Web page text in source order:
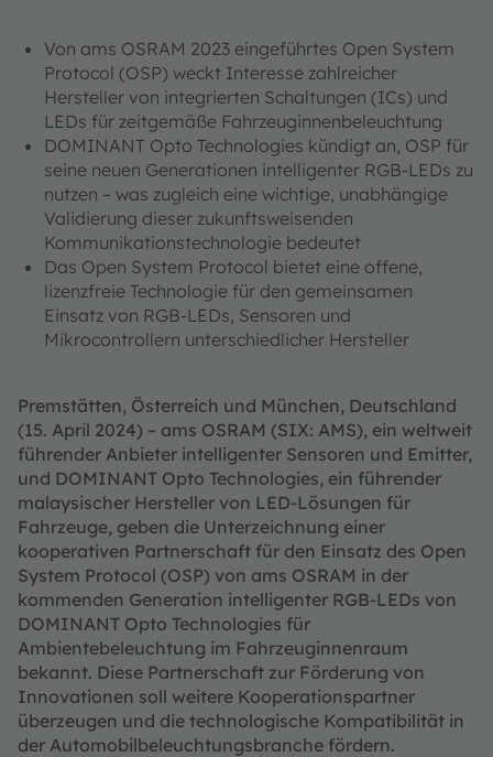
Von ams OSRAM 2023 eingeführtes Open System
Protocol (OSP) weckt Interesse zahlreicher
Hersteller von integrierten Schaltungen (ICs) und
LEDs für zeitgemäße Fahrzeuginnenbeleuchtung
DOMINANT Opto Technologies kündigt an, OSP für
seine neuen Generationen intelligenter RGB-LEDs zu
nutzen – was zugleich eine wichtige, unabhängige
Validierung dieser zukunftsweisenden
Kommunikationstechnologie bedeutet
Das Open System Protocol bietet eine offene,
lizenzfreie Technologie für den gemeinsamen
Einsatz von RGB-LEDs, Sensoren und
Mikrocontrollern unterschiedlicher Hersteller
Premstätten, Österreich und München, Deutschland
(15. April 2024) – ams OSRAM (SIX: AMS), ein weltweit
führender Anbieter intelligenter Sensoren und Emitter,
und DOMINANT Opto Technologies, ein führender
malaysischer Hersteller von LED-Lösungen für
Fahrzeuge, geben die Unterzeichnung einer
kooperativen Partnerschaft für den Einsatz des Open
System Protocol (OSP) von ams OSRAM in der
kommenden Generation intelligenter RGB-LEDs von
DOMINANT Opto Technologies für
Ambientebeleuchtung im Fahrzeuginnenraum
bekannt. Diese Partnerschaft zur Förderung von
Innovationen soll weitere Kooperationspartner
überzeugen und die technologische Kompatibilität in
der Automobilbeleuchtungsbranche fördern.